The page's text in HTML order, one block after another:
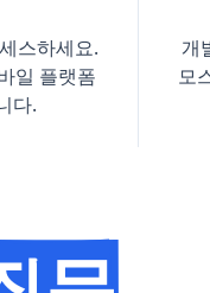
스하세요.
일 플랫폼
다.
개
모